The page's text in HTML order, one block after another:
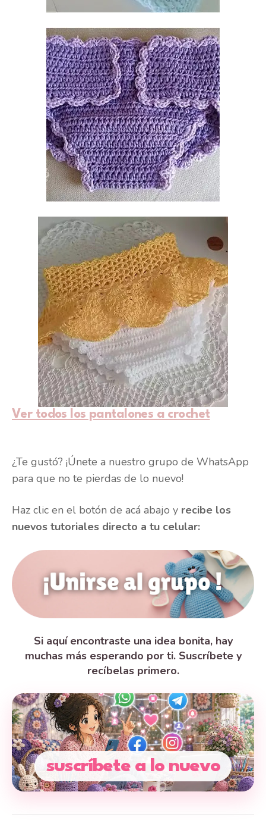
Ver todos los pantalones a crochet
¿Te gustó? ¡Únete a nuestro grupo de WhatsApp
para que no te pierdas de lo nuevo!
Haz clic en el botón de acá abajo y recibe los
nuevos tutoriales directo a tu celular:
Si aquí encontraste una idea bonita, hay
muchas más esperando por ti. Suscríbete y
recíbelas primero.
suscríbete a lo nuevo